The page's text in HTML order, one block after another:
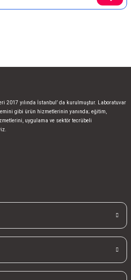
2017 yılında İstanbul’ da kurulmuştur. Laboratuvar
gibi ürün hizmetlerinin yanında; eğitim,
uygulama ve sektör tecrübeli